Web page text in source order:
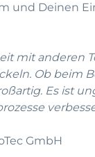
und Deinen
mit anderen
Ob beim
Es ist
GmbH